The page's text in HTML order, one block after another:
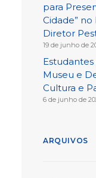
para
Cidade”
Diretor
19 de junho de
Museu e
Cultura e
6 de junho de
ARQUIVOS